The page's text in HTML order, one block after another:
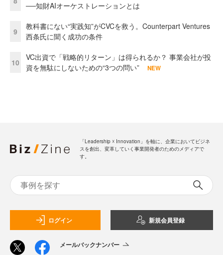
──知財AIオーケストレーションとは
9
教科書にない“実践知”がCVCを救う。Counterpart Ventures
西条氏に聞く成功の条件
10
VC出資で「戦略的リターン」は得られるか？ 事業会社が投
資を無駄にしないための“3つの問い”
NEW
「Leadership ☓ Innovation」を軸に、企業においてビジネ
スを創出、変革していく事業開発者のためのメディアで
す。
ログイン 新規会員登録
メールバックナンバー